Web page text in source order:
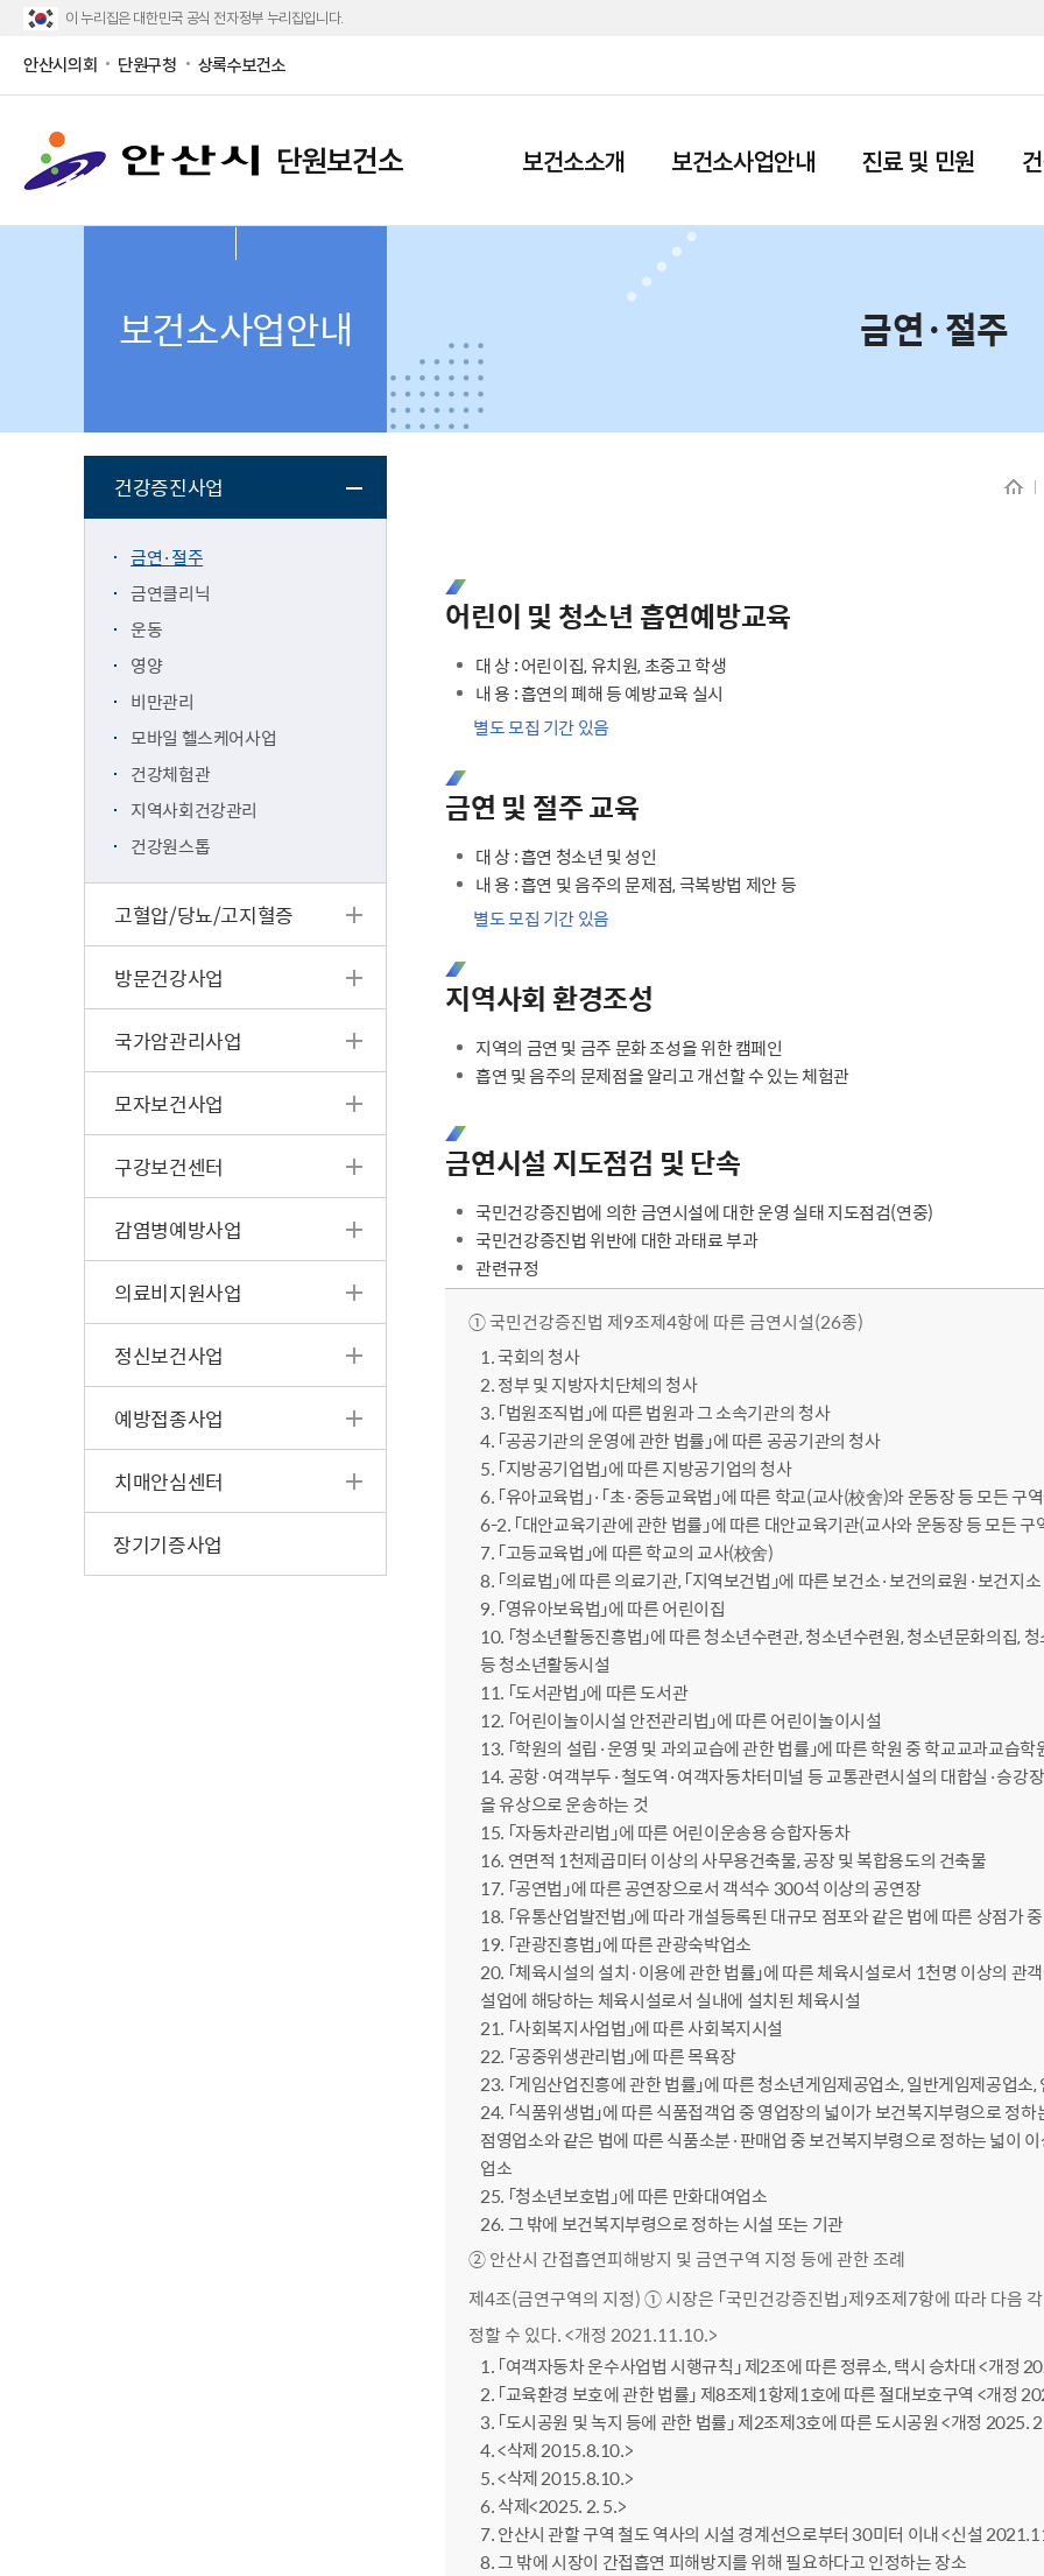
이 누리집은 대한민국 공식 전자정부 누리집입니다.
안산시의회 단원구청 상록수보건소
단원보건소 보건소소개 보건소사업안내 진료 및 민원
보건소사업안내 금연·절주
건강증진사업
금연·절주
금연클리닉
운동
영양
비만관리
모바일 헬스케어사업
건강체험관
지역사회건강관리
건강원스톱
고혈압/당뇨/고지혈증
방문건강사업
국가암관리사업
모자보건사업
구강보건센터
감염병예방사업
의료비지원사업
정신보건사업
예방접종사업
치매안심센터
장기기증사업
어린이 및 청소년 흡연예방교육
대 상 : 어린이집, 유치원, 초중고 학생
내 용 : 흡연의 폐해 등 예방교육 실시
별도 모집 기간 있음
금연 및 절주 교육
대 상 : 흡연 청소년 및 성인
내 용 : 흡연 및 음주의 문제점, 극복방법 제안 등
별도 모집 기간 있음
지역사회 환경조성
지역의 금연 및 금주 문화 조성을 위한 캠페인
흡연 및 음주의 문제점을 알리고 개선할 수 있는 체험관
금연시설 지도점검 및 단속
국민건강증진법에 의한 금연시설에 대한 운영 실태 지도점검(연중)
국민건강증진법 위반에 대한 과태료 부과
관련규정
① 국민건강증진법 제9조제4항에 따른 금연시설(26종)
1. 국회의 청사
2. 정부 및 지방자치단체의 청사
3. 「법원조직법」에 따른 법원과 그 소속기관의 청사
4. 「공공기관의 운영에 관한 법률」에 따른 공공기관의 청사
5. 「지방공기업법」에 따른 지방공기업의 청사
6. 「유아교육법」·「초·중등교육법」에 따른 학교(교사(校舍)와 운동장 등 모든 구
6-2. 「대안교육기관에 관한 법률」에 따른 대안교육기관(교사와 운동장 등 모든
7. 「고등교육법」에 따른 학교의 교사(校舍)
8. 「의료법」에 따른 의료기관, 「지역보건법」에 따른 보건소·보건의료원·보건지소
9. 「영유아보육법」에 따른 어린이집
10. 「청소년활동진흥법」에 따른 청소년수련관, 청소년수련원, 청소년문화의집,
등 청소년활동시설
11. 「도서관법」에 따른 도서관
12. 「어린이놀이시설 안전관리법」에 따른 어린이놀이시설
13. 「학원의 설립·운영 및 과외교습에 관한 법률」에 따른 학원 중 학교교과교습
14. 공항·여객부두·철도역·여객자동차터미널 등 교통관련시설의 대합실·승강
을 유상으로 운송하는 것
15. 「자동차관리법」에 따른 어린이운송용 승합자동차
16. 연면적 1천제곱미터 이상의 사무용건축물, 공장 및 복합용도의 건축물
17. 「공연법」에 따른 공연장으로서 객석수 300석 이상의 공연장
18. 「유통산업발전법」에 따라 개설등록된 대규모 점포와 같은 법에 따른 상점가
19. 「관광진흥법」에 따른 관광숙박업소
20. 「체육시설의 설치·이용에 관한 법률」에 따른 체육시설로서 1천명 이상의
설업에 해당하는 체육시설로서 실내에 설치된 체육시설
21. 「사회복지사업법」에 따른 사회복지시설
22. 「공중위생관리법」에 따른 목욕장
23. 「게임산업진흥에 관한 법률」에 따른 청소년게임제공업소, 일반게임제공업
24. 「식품위생법」에 따른 식품접객업 중 영업장의 넓이가 보건복지부령으로 정
점영업소와 같은 법에 따른 식품소분·판매업 중 보건복지부령으로 정하는 넓이
업소
25. 「청소년보호법」에 따른 만화대여업소
26. 그 밖에 보건복지부령으로 정하는 시설 또는 기관
② 안산시 간접흡연피해방지 및 금연구역 지정 등에 관한 조례
제4조(금연구역의 지정) ① 시장은 「국민건강증진법」제9조제7항에 따라 다음
정할 수 있다. <개정 2021.11.10.>
1. 「여객자동차 운수사업법 시행규칙」 제2조에 따른 정류소, 택시 승차대 <개정
2. 「교육환경 보호에 관한 법률」 제8조제1항제1호에 따른 절대보호구역 <개정
3. 「도시공원 및 녹지 등에 관한 법률」 제2조제3호에 따른 도시공원 <개정 2025.
4. <삭제 2015.8.10.>
5. <삭제 2015.8.10.>
6. 삭제<2025. 2. 5.>
7. 안산시 관할 구역 철도 역사의 시설 경계선으로부터 30미터 이내 <신설
8. 그 밖에 시장이 간접흡연 피해방지를 위해 필요하다고 인정하는 장소